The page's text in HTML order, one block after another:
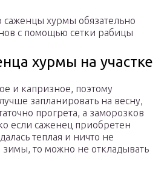
саженцы хурмы обязательно
с помощью сетки рабицы
хурмы на участке
и капризное, поэтому
запланировать на весну,
прогрета, а заморозков
если саженец приобретен
теплая и ничто не
то можно не откладывать